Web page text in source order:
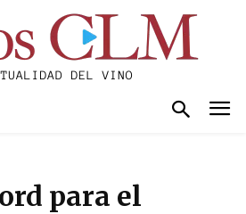
para el